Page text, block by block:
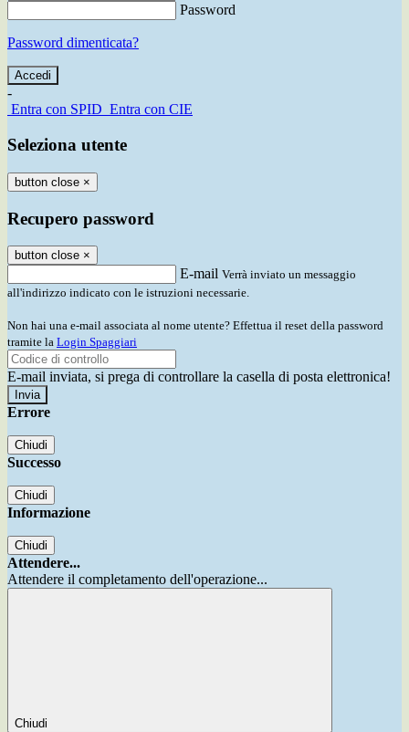
Password
Password dimenticata?
-
Entra con SPID Entra con CIE
Seleziona utente
button close ×
Recupero password
button close ×
E-mail Verrà inviato un messaggio
all'indirizzo indicato con le istruzioni necessarie.
Non hai una e-mail associata al nome utente? Effettua il reset della password
tramite la Login Spaggiari
E-mail inviata, si prega di controllare la casella di posta elettronica!
Errore
Chiudi
Successo
Chiudi
Informazione
Chiudi
Attendere...
Attendere il completamento dell'operazione...
Chiudi